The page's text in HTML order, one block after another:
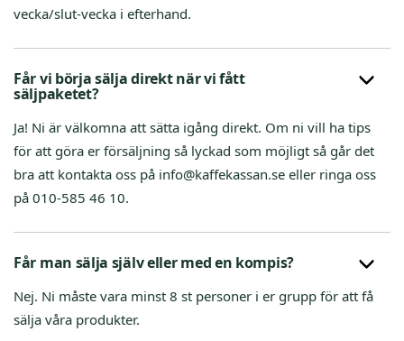
vecka/slut-vecka i efterhand.
Får vi börja sälja direkt när vi fått
säljpaketet?
Ja! Ni är välkomna att sätta igång direkt. Om ni vill ha tips
för att göra er försäljning så lyckad som möjligt så går det
bra att kontakta oss på info@kaffekassan.se eller ringa oss
på ‭010-585 46 10‬.
Får man sälja själv eller med en kompis?
Nej. Ni måste vara minst 8 st personer i er grupp för att få
sälja våra produkter.